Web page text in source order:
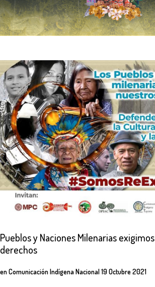
Pueblosy NacionesMilenariasexigimos
derechos
enComunicación Indígena Nacional19 Octubre 2021